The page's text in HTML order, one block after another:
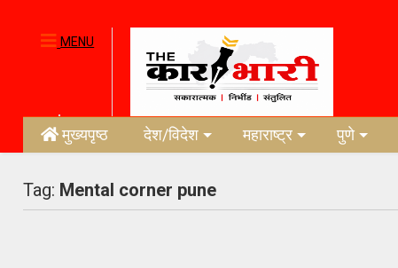
MENU
मुख्यपृष्ठ देश/विदेश महाराष्ट्र पुणे
Tag: Mental corner pune